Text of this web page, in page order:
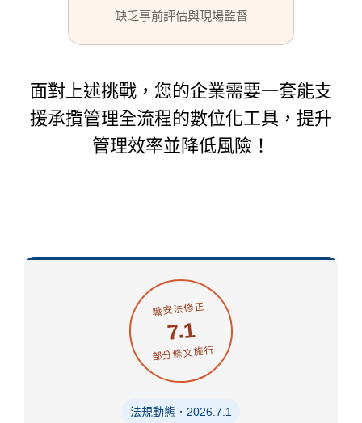
缺乏事前評估與現場監督
面對上述挑戰，您的企業需要一套能支
援承攬管理全流程的數位化工具，提升
管理效率並降低風險！
法規動態．2026.7.1
職安法修正
7.1
部分條文施行